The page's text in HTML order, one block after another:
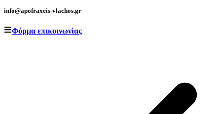
info@apofraxeis-vlachos.gr
Φόρμα επικοινωνίας